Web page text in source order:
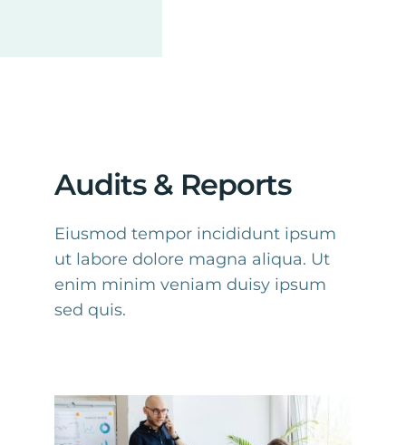
Audits & Reports
Eiusmod tempor incididunt ipsum
ut labore dolore magna aliqua. Ut
enim minim veniam duisy ipsum
sed quis.